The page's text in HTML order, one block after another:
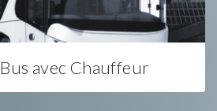
avec Chauffeur